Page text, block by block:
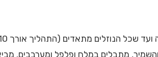
והשמיר, מתבלים במלח ופלפל ומערבבים.